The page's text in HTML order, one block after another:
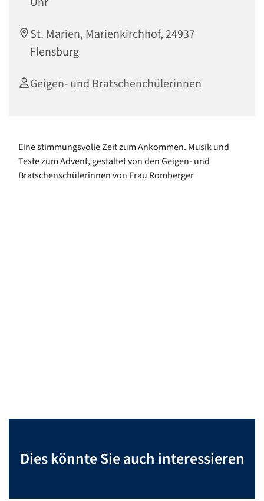
St. Marien, Marienkirchhof, 24937
Flensburg
Geigen- und Bratschenchülerinnen
Eine stimmungsvolle Zeit zum Ankommen. Musik und
Texte zum Advent, gestaltet von den Geigen- und
Bratschenschülerinnen von Frau Romberger
Dies könnte Sie auch interessieren